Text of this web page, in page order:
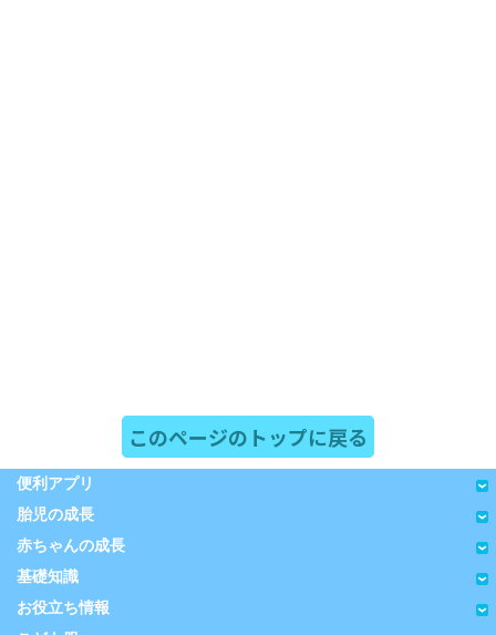
このページのトップに戻る
便利アプリ
胎児の成長
赤ちゃんの成長
基礎知識
お役立ち情報